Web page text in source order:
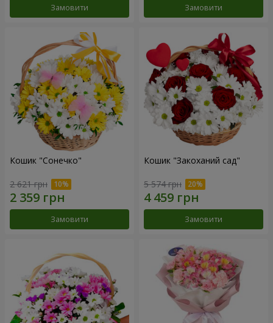
Замовити Замовити
Кошик "Сонечко"
2 621 грн
Замовити
Кошик "Закоханий сад"
5 574 грн
Замовити